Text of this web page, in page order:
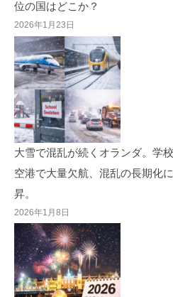
位の国はどこか？
2026年1月23日
大雪で混乱が続くオランダ。学
空港で大量欠航、混乱の長期化
昇。
2026年1月8日